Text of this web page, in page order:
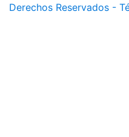
Derechos Reservados -